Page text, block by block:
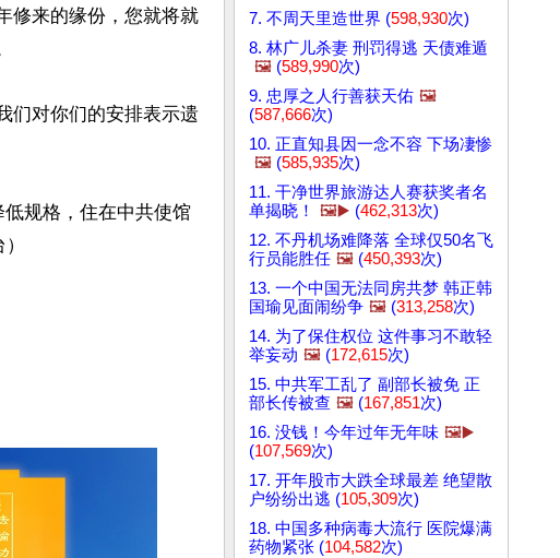
修来的缘份，您就将就
们对你们的安排表示遗
规格，住在中共使馆
7. 不周天里造世界 (598,930次)
8. 林广儿杀妻 刑罚得逃 天债难遁
🖼️ (589,990次)
9. 忠厚之人行善获天佑 🖼️
(587,666次)
10. 正直知县因一念不容 下场凄惨
🖼️ (585,935次)
11. 干净世界旅游达人赛获奖者名
单揭晓！
🖼️▶️ (462,313次)
12. 不丹机场难降落 全球仅50名飞
行员能胜任 🖼️ (450,393次)
13. 一个中国无法同房共梦 韩正韩
国瑜见面闹纷争 🖼️ (313,258次)
14. 为了保住权位 这件事习不敢轻
举妄动 🖼️ (172,615次)
15. 中共军工乱了 副部长被免 正
部长传被查 🖼️ (167,851次)
16. 没钱！今年过年无年味 🖼️▶️
(107,569次)
17. 开年股市大跌全球最差 绝望散
户纷纷出逃 (105,309次)
18. 中国多种病毒大流行 医院爆满
药物紧张 (104,582次)